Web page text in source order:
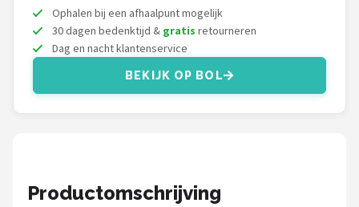
New Looxs
Shimano
Ophalen bij een afhaalpunt mogelijk
30 dagen bedenktijd & gratis retourneren
Dag en nacht klantenservice
BEKIJK OP BOL
Productomschrijving